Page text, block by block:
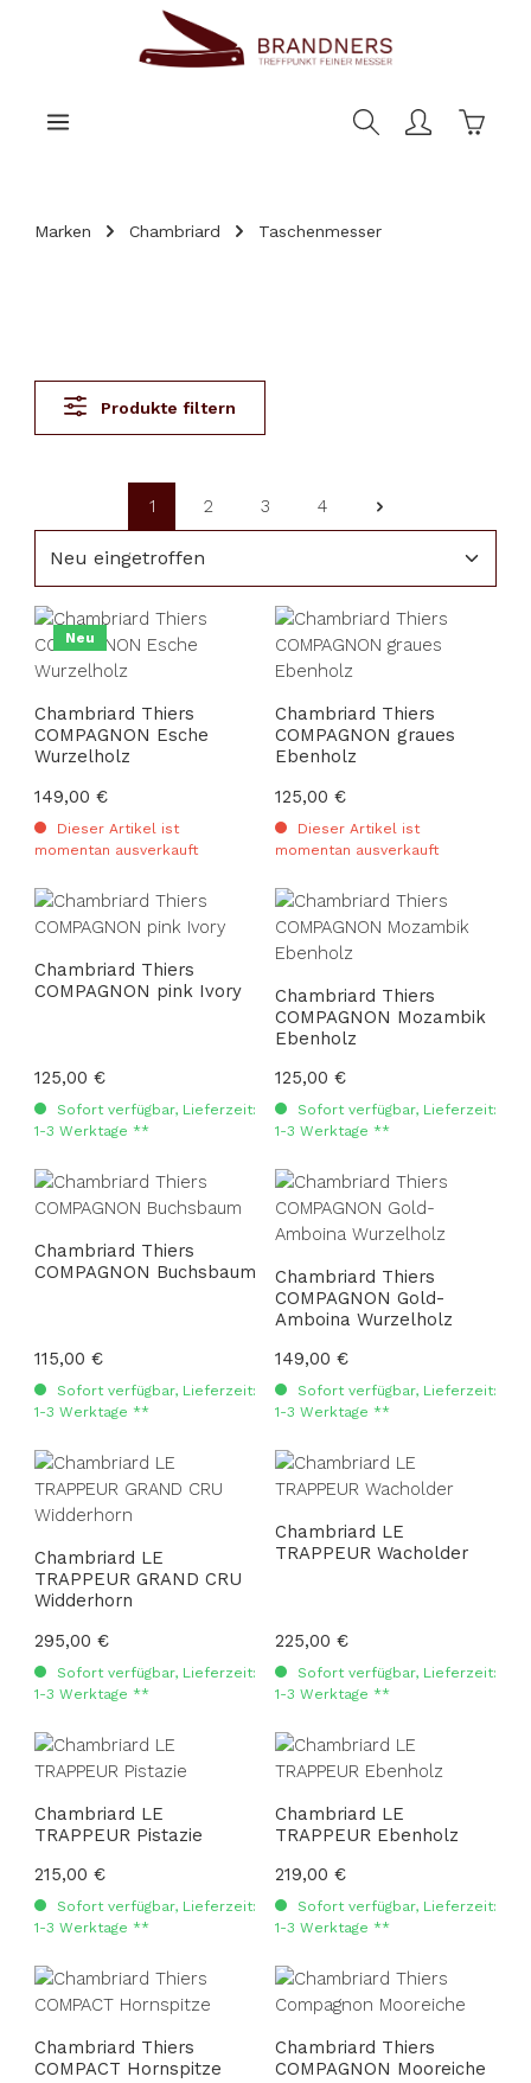
Marken Chambriard Taschenmesser
Produkte filtern
Seite
1
Seite
2
Seite
3
Seite
4
Neu
Chambriard Thiers
COMPAGNON Esche
Wurzelholz
Regulärer Preis:
149,00 €
Dieser Artikel ist
momentan ausverkauft
Chambriard Thiers
COMPAGNON graues
Ebenholz
Regulärer Preis:
125,00 €
Dieser Artikel ist
momentan ausverkauft
Chambriard Thiers
COMPAGNON pink Ivory
Regulärer Preis:
125,00 €
Sofort verfügbar, Lieferzeit:
1-3 Werktage **
Chambriard Thiers
COMPAGNON Mozambik
Ebenholz
Regulärer Preis:
125,00 €
Sofort verfügbar, Lieferzeit:
1-3 Werktage **
Chambriard Thiers
COMPAGNON Buchsbaum
Regulärer Preis:
115,00 €
Sofort verfügbar, Lieferzeit:
1-3 Werktage **
Chambriard Thiers
COMPAGNON Gold-
Amboina Wurzelholz
Regulärer Preis:
149,00 €
Sofort verfügbar, Lieferzeit:
1-3 Werktage **
Chambriard LE
TRAPPEUR GRAND CRU
Widderhorn
Regulärer Preis:
295,00 €
Sofort verfügbar, Lieferzeit:
1-3 Werktage **
Chambriard LE
TRAPPEUR Wacholder
Regulärer Preis:
225,00 €
Sofort verfügbar, Lieferzeit:
1-3 Werktage **
Chambriard LE
TRAPPEUR Pistazie
Regulärer Preis:
215,00 €
Sofort verfügbar, Lieferzeit:
1-3 Werktage **
Chambriard LE
TRAPPEUR Ebenholz
Regulärer Preis:
219,00 €
Sofort verfügbar, Lieferzeit:
1-3 Werktage **
Chambriard Thiers
COMPACT Hornspitze
Chambriard Thiers
COMPAGNON Mooreiche